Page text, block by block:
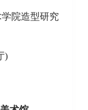
院造型研究
)